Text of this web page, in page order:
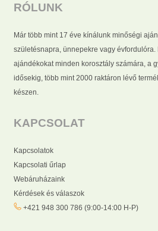
RÓLUNK
Már több mint 17 éve kínálunk minőségi
születésnapra, ünnepekre vagy évfordulóra.
ajándékokat minden korosztály számára, a
idősekig, több mint 2000 raktáron lévő
készen.
KAPCSOLAT
Kapcsolatok
Kapcsolati űrlap
Webáruházaink
Kérdések és válaszok
+421 948 300 786 (9:00-14:00 H-P)